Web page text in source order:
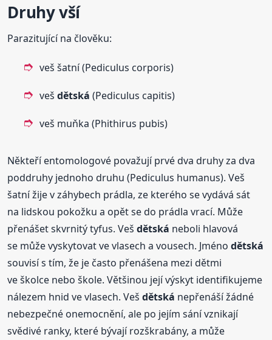
Druhy vší
Parazitující na člověku:
veš šatní (Pediculus corporis)
vešdětská (Pediculus capitis)
veš muňka (Phithirus pubis)
Někteří entomologové považují prvé dva druhy za dva
poddruhy jednoho druhu (Pediculus humanus). Veš
šatní žije v záhybech prádla, ze kterého se vydává sát
na lidskou pokožku a opět se do prádla vrací. Může
přenášet skvrnitý tyfus. Vešdětská neboli hlavová
se může vyskytovat ve vlasech a vousech. Jménodětská
souvisí s tím, že je často přenášena mezi dětmi
ve školce nebo škole. Většinou její výskyt identifikujeme
nálezem hnid ve vlasech. Vešdětská nepřenáší žádné
nebezpečné onemocnění, ale po jejím sání vznikají
svědivé ranky, které bývají rozškrabány, a může